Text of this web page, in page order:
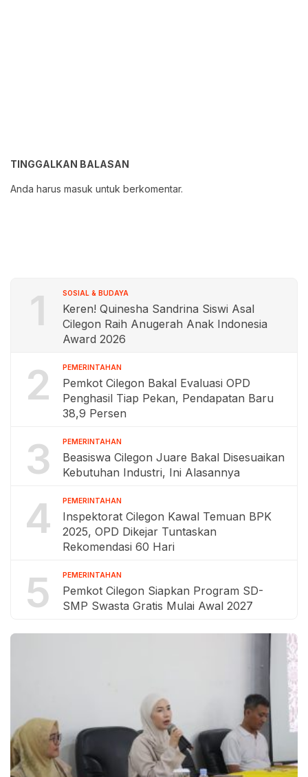
TINGGALKAN BALASAN
Anda harus masuk untuk berkomentar.
1 SOSIAL & BUDAYA
Keren! Quinesha Sandrina Siswi Asal
Cilegon Raih Anugerah Anak Indonesia
Award 2026
2 PEMERINTAHAN
Pemkot Cilegon Bakal Evaluasi OPD
Penghasil Tiap Pekan, Pendapatan Baru
38,9 Persen
3 PEMERINTAHAN
Beasiswa Cilegon Juare Bakal Disesuaikan
Kebutuhan Industri, Ini Alasannya
4 PEMERINTAHAN
Inspektorat Cilegon Kawal Temuan BPK
2025, OPD Dikejar Tuntaskan
Rekomendasi 60 Hari
5 PEMERINTAHAN
Pemkot Cilegon Siapkan Program SD-
SMP Swasta Gratis Mulai Awal 2027